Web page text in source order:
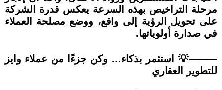
مرحلة التراخيص بهذه السرعة يعكس قدرة الشركة
على تحويل الرؤية إلى واقع، ووضع مصلحة العملاء
في صدارة أولوياتها.
⸻💡 استثمر بذكاء… وكن جزءًا من عملاء وايز
للتطوير العقاري